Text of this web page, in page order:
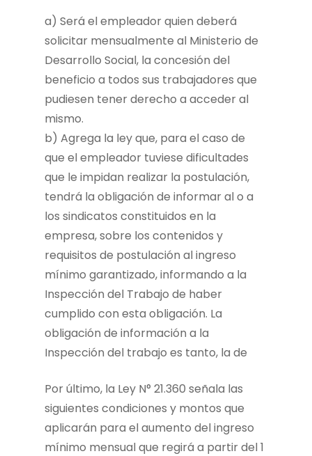
a) Será el empleador quien deberá
solicitar mensualmente al Ministerio de
Desarrollo Social, la concesión del
beneficio a todos sus trabajadores que
pudiesen tener derecho a acceder al
mismo.
b) Agrega la ley que, para el caso de
que el empleador tuviese dificultades
que le impidan realizar la postulación,
tendrá la obligación de informar al o a
los sindicatos constituidos en la
empresa, sobre los contenidos y
requisitos de postulación al ingreso
mínimo garantizado, informando a la
Inspección del Trabajo de haber
cumplido con esta obligación. La
obligación de información a la
Inspección del trabajo es tanto, la de
Por último, la Ley N° 21.360 señala las
siguientes condiciones y montos que
aplicarán para el aumento del ingreso
mínimo mensual que regirá a partir del 1